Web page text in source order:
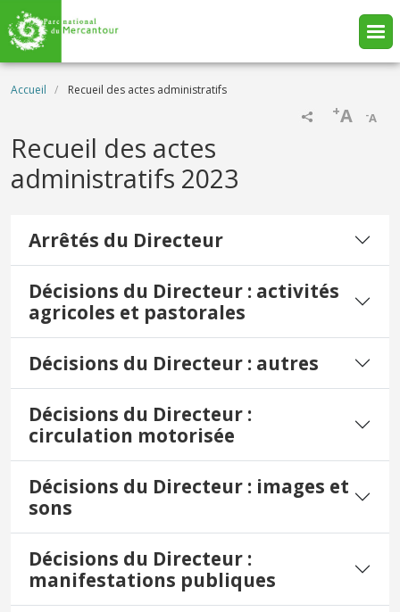
Aller au contenu principal
Fil d'Ariane
Accueil Recueil des actes administratifs
-A
+A
Recueil des actes
administratifs 2023
Arrêtés du Directeur
Décisions du Directeur : activités
agricoles et pastorales
Décisions du Directeur : autres
Décisions du Directeur :
circulation motorisée
Décisions du Directeur : images et
sons
Décisions du Directeur :
manifestations publiques